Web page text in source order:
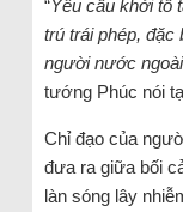
“Yêu cầu khởi tố
trú trái phép,
người nước
tướng Phúc nói
Chỉ đạo của
đưa ra giữa bối
làn sóng lây